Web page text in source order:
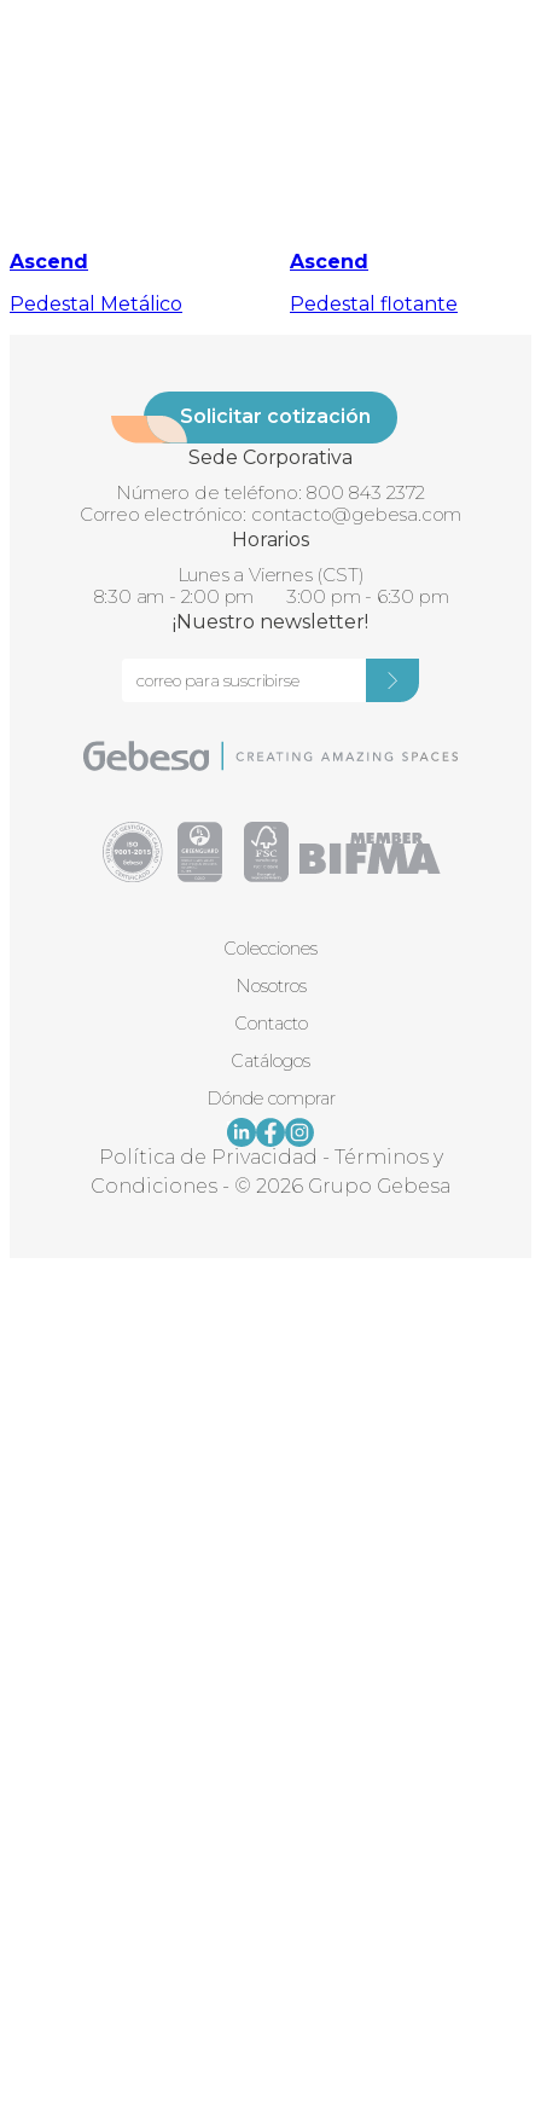
Ascend
Pedestal Metálico
Ascend
Pedestal flotante
Solicitar cotización
Sede Corporativa
Número de teléfono: 800 843 2372
Correo electrónico: contacto@gebesa.com
Horarios
Lunes a Viernes (CST)
8:30 am - 2:00 pm 3:00 pm - 6:30 pm
¡Nuestro newsletter!
Colecciones
Nosotros
Contacto
Catálogos
Dónde comprar
Política de Privacidad - Términos y
Condiciones - © 2026 Grupo Gebesa